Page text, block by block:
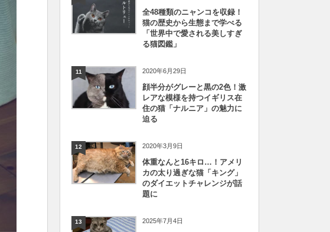
全48種類のニャンコを収録！
猫の歴史から生態まで学べる
「世界中で愛される美しすぎ
る猫図鑑」
11 2020年6月29日
顔半分がグレーと黒の2色！激
レアな模様を持つイギリス在
住の猫「ナルニア」の魅力に
迫る
12 2020年3月9日
体重なんと16キロ…！アメリ
カの太り過ぎな猫「キング」
のダイエットチャレンジが話
題に
13 2025年7月4日